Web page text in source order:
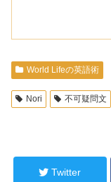
World Lifeの英語術
Nori 不可疑問文
Twitter